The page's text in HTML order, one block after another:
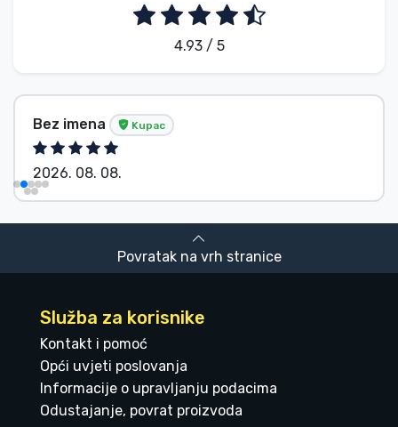
4.93 / 5
Dávid Sulyok Kupac
2026. 08. 08.
Povratak na vrh stranice
Služba za korisnike
Kontakt i pomoć
Opći uvjeti poslovanja
Informacije o upravljanju podacima
Odustajanje, povrat proizvoda